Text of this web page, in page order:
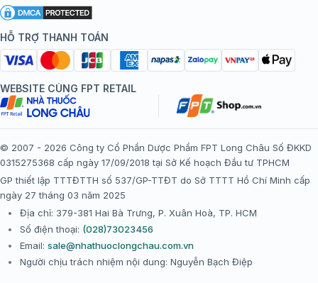
Chính sách bảo mật
Chính sách bảo mật dữ liệu cá nhân
Chính sách thanh toán
Chính sách đổi trả gói, mũi tiêm tại trung tâm tiêm chủng
FPT Long Châu
Thể lệ chương trình “Tích điểm nhận đặc quyền”
Đội ngũ bác sĩ, chuyên gia
Hệ thống trung tâm tiêm chủng
Tôi nên tiêm gì?
Tiêm chủng đi nước ngoài
HỖ TRỢ THANH TOÁN
WEBSITE CÙNG FPT RETAIL
© 2007 - 2026 Công ty Cổ Phần Dược Phẩm FPT Long Châu Số ĐKKD
0315275368 cấp ngày 17/09/2018 tại Sở Kế hoạch Đầu tư TPHCM
GP thiết lập TTTĐTTH số 537/GP-TTĐT do Sở TTTT Hồ Chí Minh cấp
ngày 27 tháng 03 năm 2025
Địa chỉ: 379-381 Hai Bà Trưng, P. Xuân Hoà, TP. HCM
Số điện thoại: (028)73023456
Email: sale@nhathuoclongchau.com.vn
Người chịu trách nhiệm nội dung: Nguyễn Bạch Điệp